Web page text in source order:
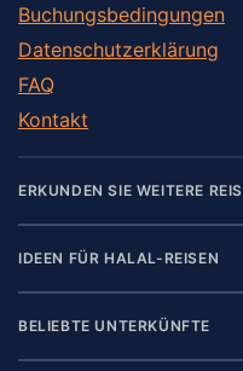
Buchungsbedingungen
Datenschutzerklärung
FAQ
Kontakt
ERKUNDEN SIE WEITERE
IDEEN FÜR HALAL-REISEN
BELIEBTE UNTERKÜNFTE